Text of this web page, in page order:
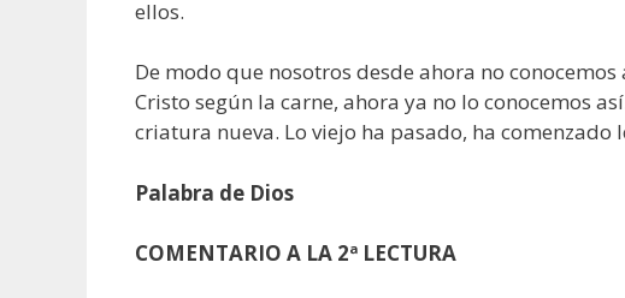
ellos.
De modo que nosotros desde ahora no
Cristo según la carne, ahora ya no lo conocemos
criatura nueva. Lo viejo ha pasado, ha comenzado
Palabra de Dios
COMENTARIO A LA 2ª LECTURA